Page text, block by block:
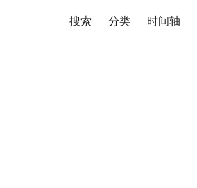
搜索 分类 时间轴